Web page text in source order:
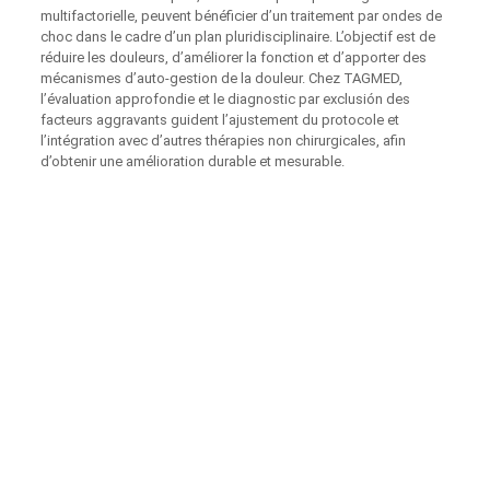
multifactorielle, peuvent bénéficier d’un traitement par ondes de
choc dans le cadre d’un plan pluridisciplinaire. L’objectif est de
réduire les douleurs, d’améliorer la fonction et d’apporter des
mécanismes d’auto-gestion de la douleur. Chez TAGMED,
l’évaluation approfondie et le diagnostic par exclusión des
facteurs aggravants guident l’ajustement du protocole et
l’intégration avec d’autres thérapies non chirurgicales, afin
d’obtenir une amélioration durable et mesurable.